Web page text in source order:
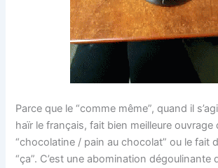
Parce que le “comme même”, quand il
haïr le français, fait bien meilleure ouvrage
“chocolatine / pain au chocolat” ou le fait
“ça”. C’est une abomination dégoulinante